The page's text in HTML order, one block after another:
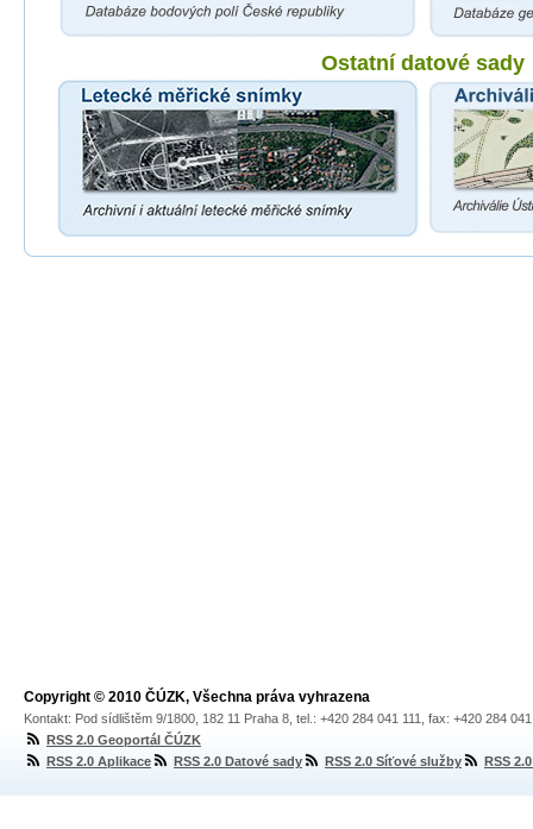
Ostatní datové sady
Copyright © 2010 ČÚZK, Všechna práva vyhrazena
Kontakt: Pod sídlištěm 9/1800, 182 11 Praha 8, tel.: +420 284 041 111, fax: +420 284
RSS 2.0 Geoportál ČÚZK
RSS 2.0 Aplikace
RSS 2.0 Datové sady RSS 2.0 Síťové služby RSS